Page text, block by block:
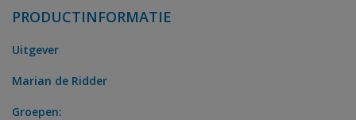
PRODUCTINFORMATIE
Uitgever
Marian de Ridder
Groepen: